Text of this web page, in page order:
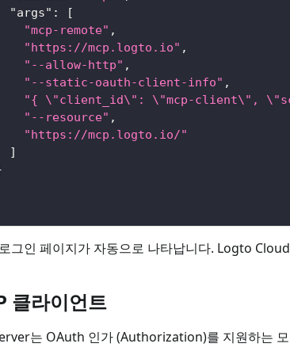
"args" :
[
"mcp-remote" ,
"https://mcp.logto.io" ,
"--allow-http" ,
"--static-oauth-client-info" ,
"{ \"client_id\": \"mcp-client\",
"--resource" ,
"https://mcp.logto.io/"
]
그인 페이지가 자동으로 나타납니다. Logto
클라이언트
는 OAuth 인가 (Authorization)를 지원하는